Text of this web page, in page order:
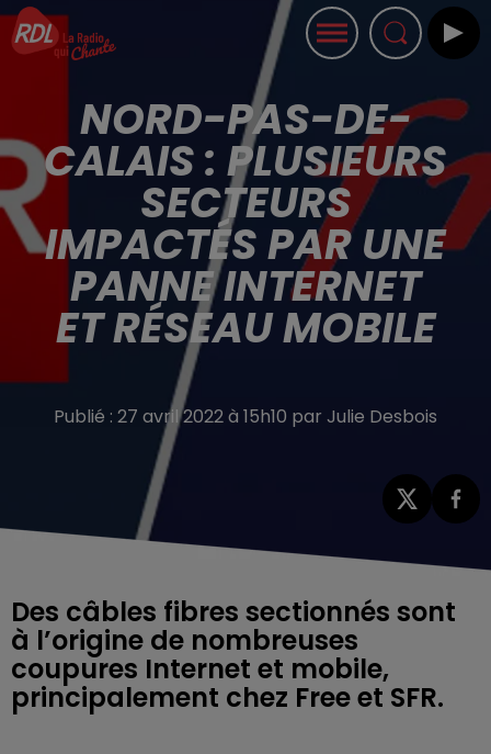
NORD-PAS-DE-
CALAIS : PLUSIEURS
SECTEURS
IMPACTÉS PAR UNE
PANNE INTERNET
ET RÉSEAU MOBILE
Publié : 27 avril 2022 à 15h10 par Julie Desbois
Des câbles fibres sectionnés sont
à l’origine de nombreuses
coupures Internet et mobile,
principalement chez Free et SFR.